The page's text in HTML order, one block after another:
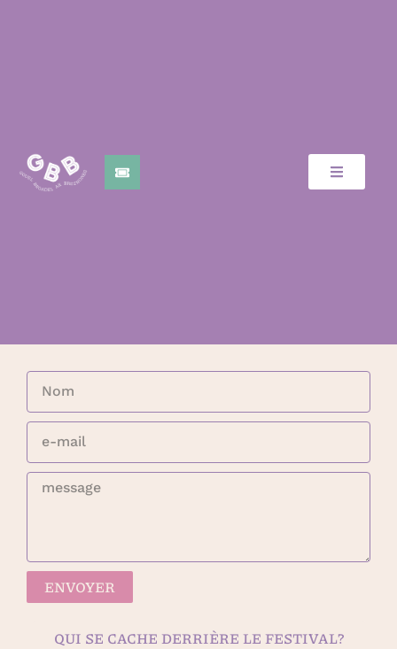
ENVOYER
QUI SE CACHE DERRIÈRE LE FESTIVAL?